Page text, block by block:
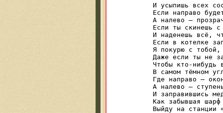
И усыпишь всех
Если направо
А налево —
Если ты скинешь
И наденешь всё,
Если в котелке
Я покурю с тобой,
Даже если ты не
Чтобы кто-нибудь
В самом тёмном
Где направо —
А налево —
И заправившись
Как забывшая
Выйду на станции